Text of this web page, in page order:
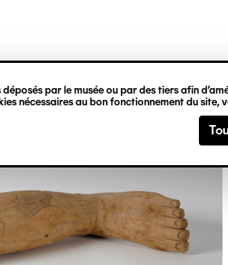
par le musée ou par des tiers afin
nécessaires au bon fonctionnement du